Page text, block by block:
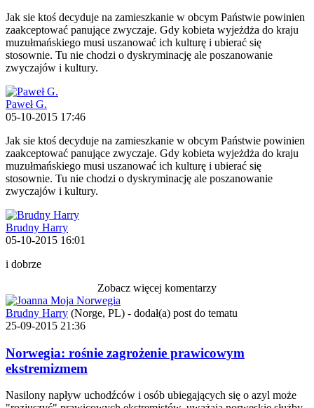
Jak sie ktoś decyduje na zamieszkanie w obcym Państwie powinien
zaakceptować panujące zwyczaje. Gdy kobieta wyjeżdża do kraju
muzułmańskiego musi uszanować ich kulturę i ubierać się
stosownie. Tu nie chodzi o dyskryminację ale poszanowanie
zwyczajów i kultury.
Paweł G.
05-10-2015 17:46
Jak sie ktoś decyduje na zamieszkanie w obcym Państwie powinien
zaakceptować panujące zwyczaje. Gdy kobieta wyjeżdża do kraju
muzułmańskiego musi uszanować ich kulturę i ubierać się
stosownie. Tu nie chodzi o dyskryminację ale poszanowanie
zwyczajów i kultury.
Brudny Harry
05-10-2015 16:01
i dobrze
Zobacz więcej komentarzy
Brudny Harry (Norge, PL) - dodał(a) post do tematu
25-09-2015 21:36
Norwegia: rośnie zagrożenie prawicowym
ekstremizmem
Nasilony napływ uchodźców i osób ubiegających się o azyl może